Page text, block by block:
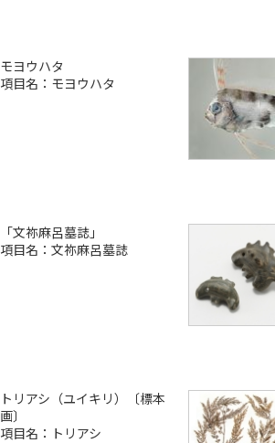
モヨウハタ
項目名：モヨウハタ
「文祢麻呂墓誌」
項目名：文祢麻呂墓誌
トリアシ（ユイキリ）〔標本
画〕
項目名：トリアシ